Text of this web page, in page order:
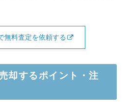
無料査定を依頼する
却するポイント・注